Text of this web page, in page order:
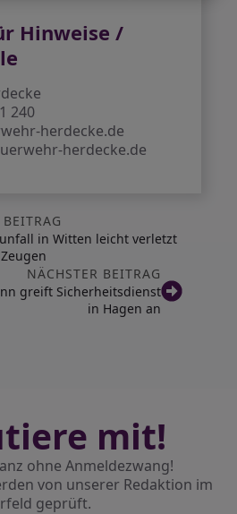
Hinweise /
240
herdecke.de
herdecke.de
in Witten leicht verletzt
NÄCHSTER BEITRAG
greift Sicherheitsdienst
in Hagen an
mit!
ohne Anmeldezwang!
von unserer Redaktion im
geprüft.